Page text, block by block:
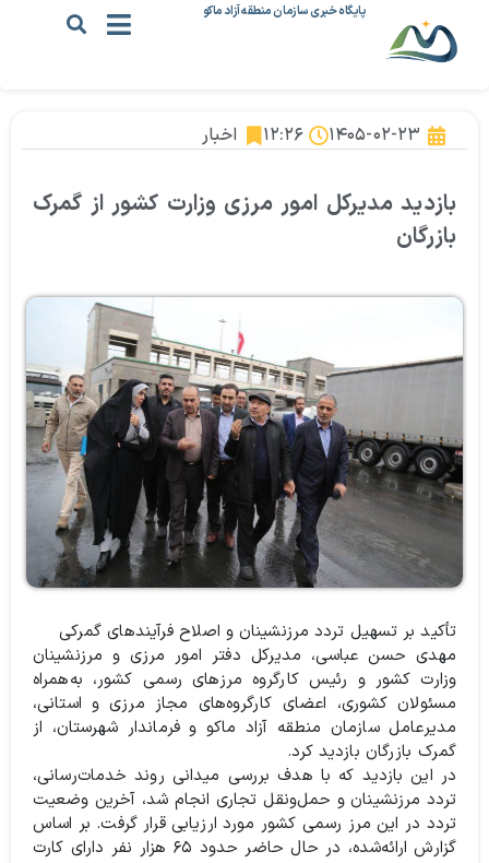
پایگاه خبری سازمان منطقه آزاد ماکو
۱۴۰۵-۰۲-۲۳ ۱۲:۲۶ اخبار
بازدید مدیرکل امور مرزی وزارت کشور از گمرک
بازرگان
تأکید بر تسهیل تردد مرزنشینان و اصلاح فرآیندهای گمرکی
مهدی حسن عباسی، مدیرکل دفتر امور مرزی و مرزنشینان
وزارت کشور و رئیس کارگروه مرزهای رسمی کشور، به‌همراه
مسئولان کشوری، اعضای کارگروه‌های مجاز مرزی و استانی،
مدیرعامل سازمان منطقه آزاد ماکو و فرماندار شهرستان، از
گمرک بازرگان بازدید کرد.
در این بازدید که با هدف بررسی میدانی روند خدمات‌رسانی،
تردد مرزنشینان و حمل‌ونقل تجاری انجام شد، آخرین وضعیت
تردد در این مرز رسمی کشور مورد ارزیابی قرار گرفت. بر اساس
گزارش ارائه‌شده، در حال حاضر حدود ۶۵ هزار نفر دارای کارت